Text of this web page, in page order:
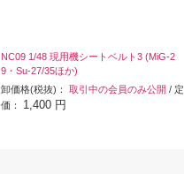
NC09 1/48 現用機シートベルト3 (MiG-2
9・Su-27/35ほか)
卸価格(税抜)： 取引中の会員のみ公開 / 定
価： 1,400 円